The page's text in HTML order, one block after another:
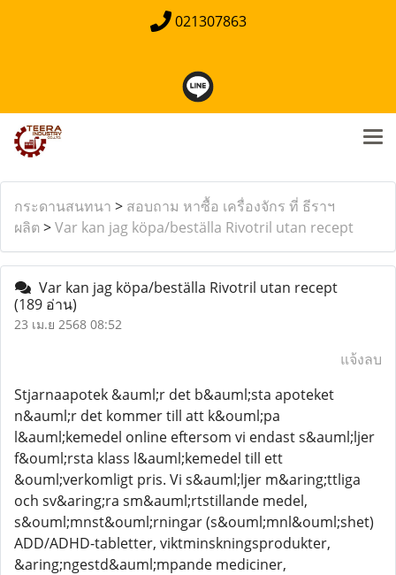
021307863
กระดานสนทนา > สอบถาม หาซื้อ เครื่องจักร ที่ ธีราฯ
ผลิต >Var kan jag köpa/beställa Rivotril utan recept
Var kan jag köpa/beställa Rivotril utan recept
(189 อ่าน)
23 เม.ย 2568 08:52
แจ้งลบ
Stjarnaapotek &auml;r det b&auml;sta apoteket
n&auml;r det kommer till att k&ouml;pa
l&auml;kemedel online eftersom vi endast s&auml;ljer
f&ouml;rsta klass l&auml;kemedel till ett
&ouml;verkomligt pris. Vi s&auml;ljer m&aring;ttliga
och sv&aring;ra sm&auml;rtstillande medel,
s&ouml;mnst&ouml;rningar (s&ouml;mnl&ouml;shet)
ADD/ADHD-tabletter, viktminskningsprodukter,
&aring;ngestd&auml;mpande mediciner,